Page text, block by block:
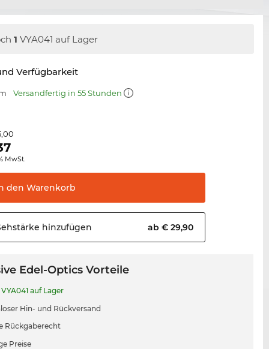
1 VYA041 auf Lager
Verfügbarkeit
Versandfertig in 55 Stunden
MwSt.
den Warenkorb
hinzufügen ab € 29,90
Edel-Optics Vorteile
VYA041 auf Lager
Hin- und Rückversand
Rückgaberecht
Preise